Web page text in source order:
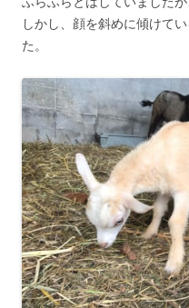
しかし、顔を斜めに傾けて
た。